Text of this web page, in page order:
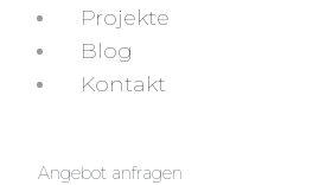
Projekte
Blog
Kontakt
Angebot anfragen